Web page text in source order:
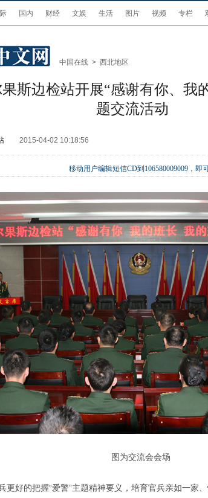
国内 财经 文娱 生活 图片 视频 专栏
中国在线 > 西北地区
斯边检站开展“感谢有你、我
题交流活动
2015-04-02 10:18:56
移动用户编辑短信CD到106580009009，即
图为交流会会场
更好的把握“爱警”主题精神要义，培育官兵亲如一家